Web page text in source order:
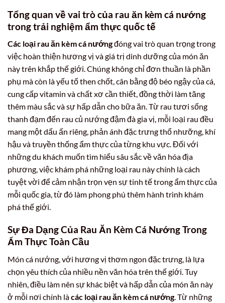
Tổng quan về vai trò của rau ăn kèm cá nướng
trong trải nghiệm ẩm thực quốc tế
Các loại rau ăn kèm cá nướngđóng vai trò quan trọng trong
việc hoàn thiện hương vị và giá trị dinh dưỡng của món ăn
này trên khắp thế giới. Chúng không chỉ đơn thuần là phần
phụ mà còn là yếu tố then chốt, cân bằng độ béo ngậy của cá,
cung cấp vitamin và chất xơ cần thiết, đồng thời làm tăng
thêm màu sắc và sự hấp dẫn cho bữa ăn. Từ rau tươi sống
thanh đạm đến rau củ nướng đậm đà gia vị, mỗi loại rau đều
mang một dấu ấn riêng, phản ánh đặc trưng thổ nhưỡng, khí
hậu và truyền thống ẩm thực của từng khu vực. Đối với
những du khách muốn tìm hiểu sâu sắc về văn hóa địa
phương, việc khám phá những loại rau này chính là cách
tuyệt vời để cảm nhận trọn vẹn sự tinh tế trong ẩm thực của
mỗi quốc gia, từ đó làm phong phú thêm hành trình khám
phá thế giới.
Sự Đa Dạng Của Rau Ăn Kèm Cá Nướng Trong
Ẩm Thực Toàn Cầu
Món cá nướng, với hương vị thơm ngon đặc trưng, là lựa
chọn yêu thích của nhiều nền văn hóa trên thế giới. Tuy
nhiên, điều làm nên sự khác biệt và hấp dẫn của món ăn này
ở mỗi nơi chính làcác loại rau ăn kèm cá nướng. Từ những